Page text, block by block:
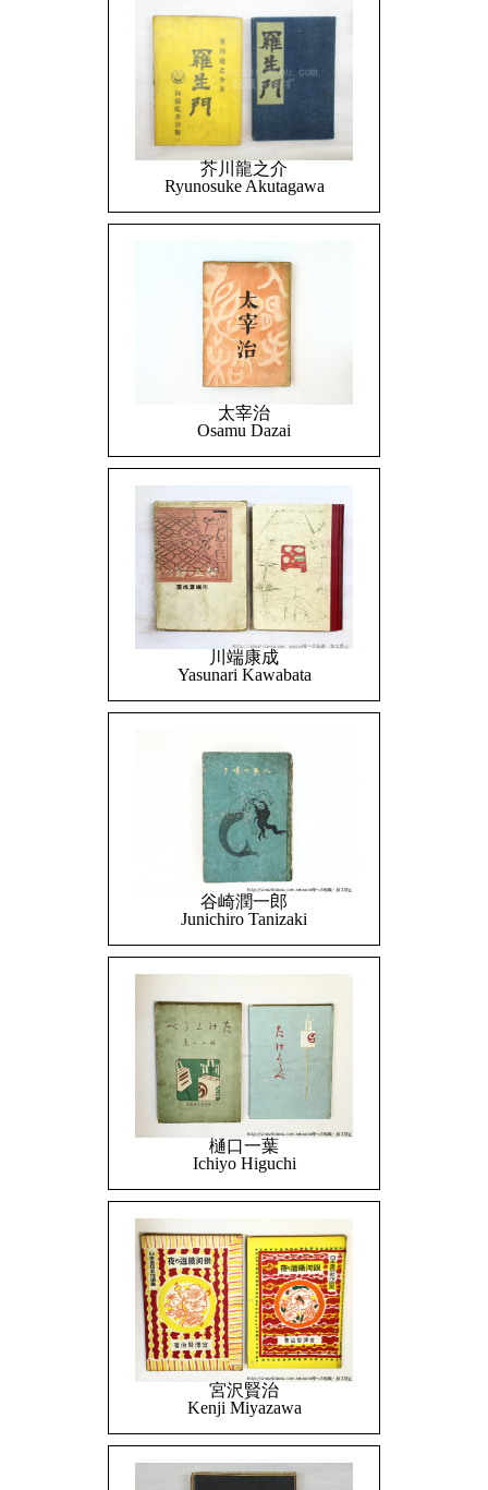
芥川龍之介
Ryunosuke Akutagawa
太宰治
Osamu Dazai
川端康成
Yasunari Kawabata
谷崎潤一郎
Junichiro Tanizaki
樋口一葉
Ichiyo Higuchi
宮沢賢治
Kenji Miyazawa